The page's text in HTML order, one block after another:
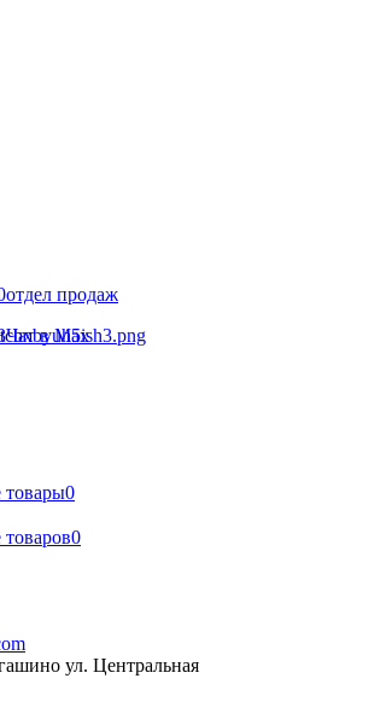
отдел продаж
Чат в Max
товары0
0
ул. Центральная